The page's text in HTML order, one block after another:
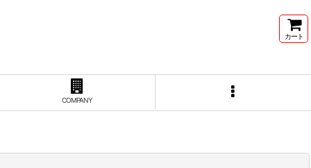
カート
COMPANY